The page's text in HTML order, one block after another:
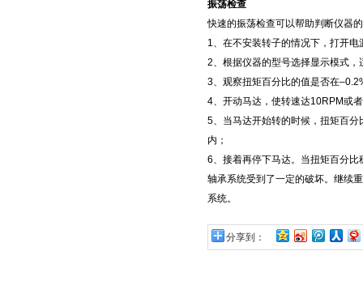
振荡检查
快速的振荡检查可以帮助判断仪器
1、在不安装转子的情况下，打开
2、根据仪器的型号选择显示模式
3、观察扭矩百分比的值是否在–
4、开动马达，使转速达10RPM或者
5、当马达开始转的时候，扭矩百
内；
6、接着再停下马达。当扭矩百分
轴承系统受到了一定的破坏。继续
系统。
分享到：